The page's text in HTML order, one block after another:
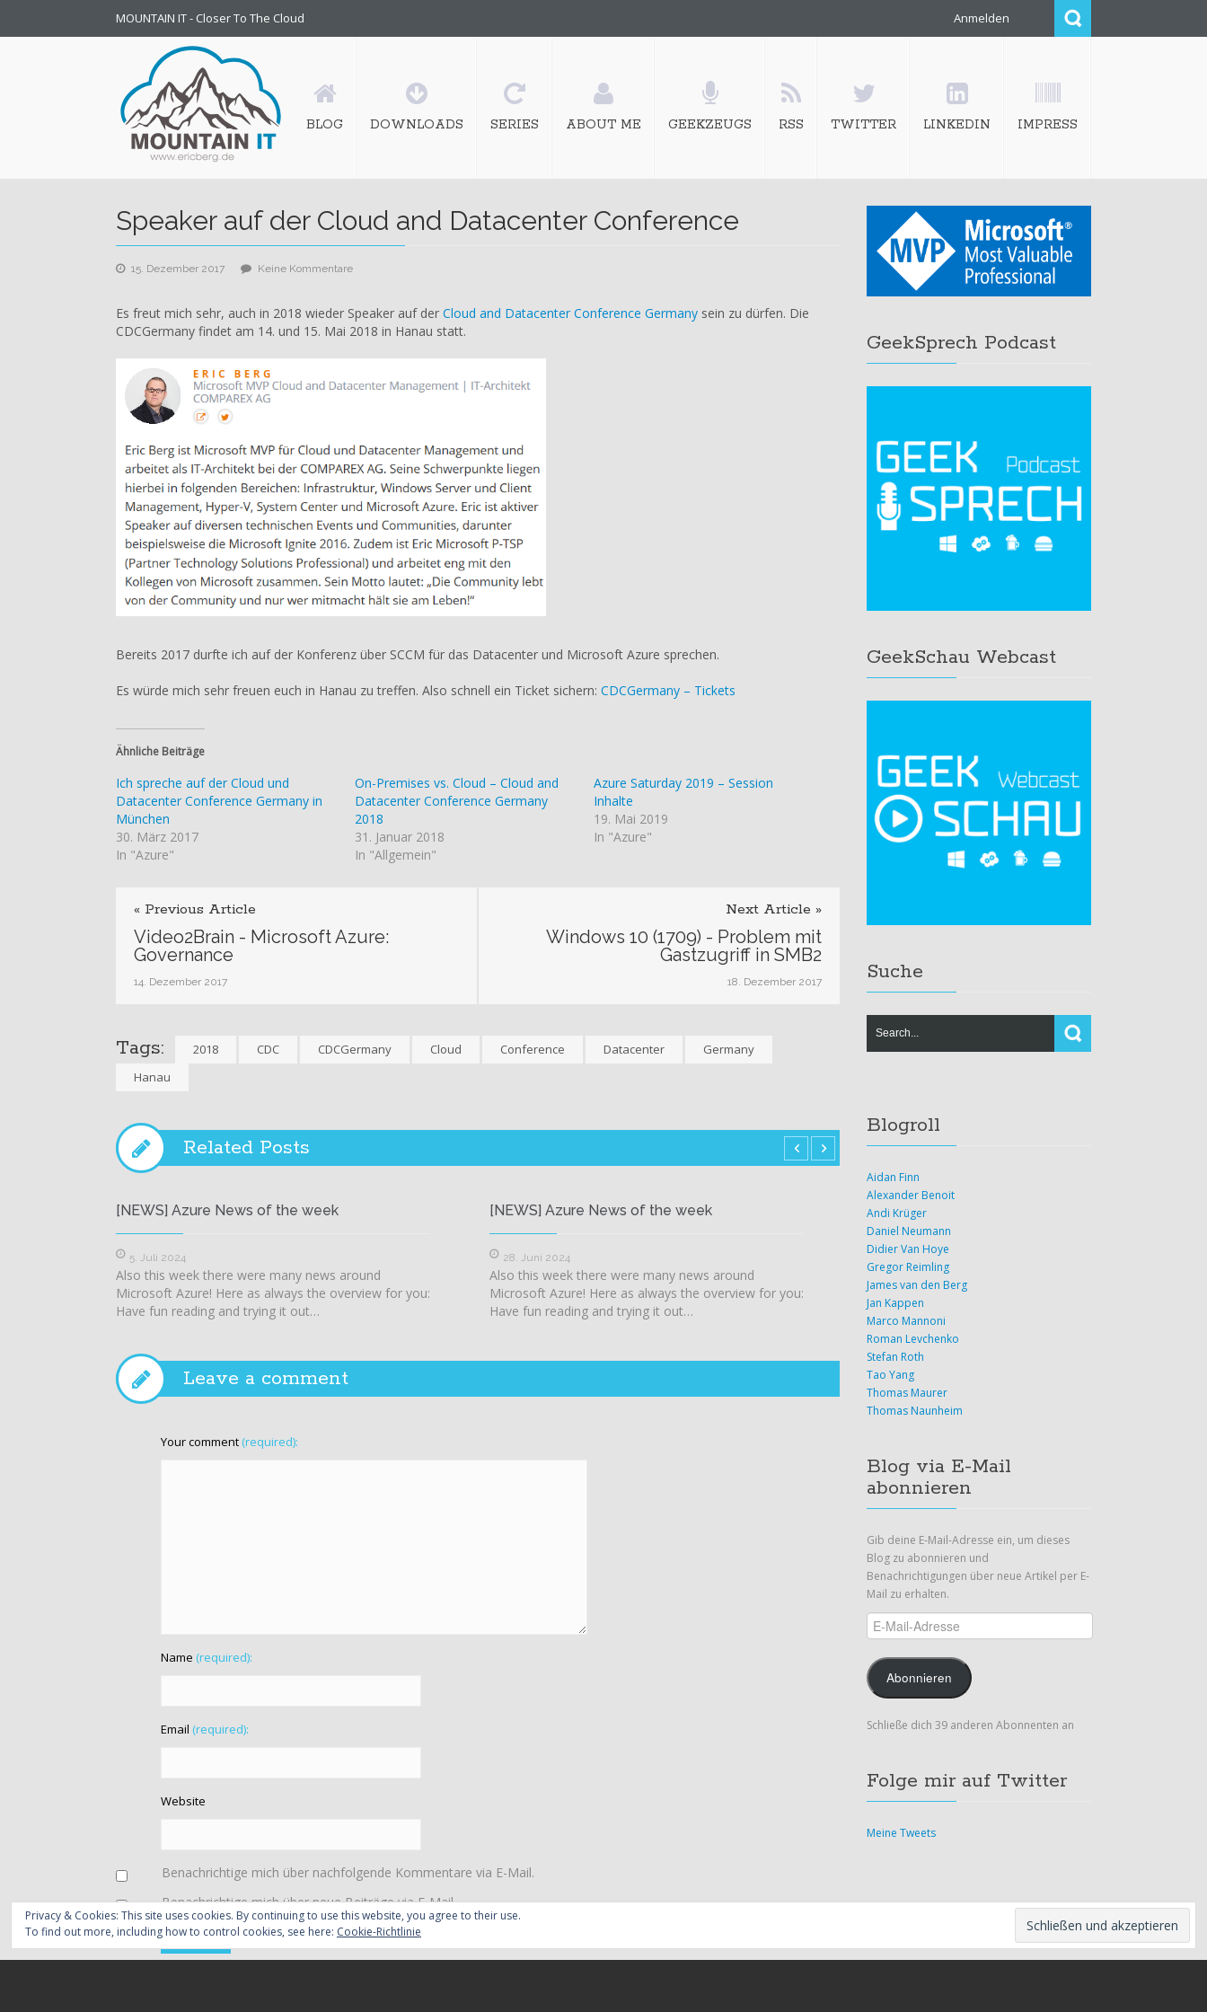
MOUNTAIN IT - Closer To The Cloud Anmelden
BLOG DOWNLOADS SERIES ABOUT ME GEEKZEUGS RSS TWITTER LINKEDIN IMPRESS
Speaker auf der Cloud and Datacenter Conference
15. Dezember 2017 Keine Kommentarezu
der
Cloud
and
Conference
Es freut mich sehr, auch in 2018 wieder Speaker auf der Cloud and Datacenter Conference Germany sein zu dürfen. Die
CDCGermany findet am 14. und 15. Mai 2018 in Hanau statt.
Bereits 2017 durfte ich auf der Konferenz über SCCM für das Datacenter und Microsoft Azure sprechen.
Es würde mich sehr freuen euch in Hanau zu treffen. Also schnell ein Ticket sichern: CDCGermany – Tickets
Ähnliche Beiträge
Ich spreche auf der Cloud und
Datacenter Conference Germany in
München
30. März 2017
In "Azure"
On-Premises vs. Cloud – Cloud and
Datacenter Conference Germany
2018
31. Januar 2018
In "Allgemein"
Azure Saturday 2019 – Session
Inhalte
19. Mai 2019
In "Azure"
« Previous Article
Video2Brain - Microsoft Azure:
Governance
14. Dezember 2017
Next Article »
Windows 10 (1709) - Problem mit
Gastzugriff in SMB2
18. Dezember 2017
Tags: 2018 CDC CDCGermany Cloud Conference Datacenter
Germany
Hanau
Related Posts
[NEWS] Azure News of the week
5. Juli 2024
Also this week there were many news around
Microsoft Azure! Here as always the overview for you:
Have fun reading and trying it out…
[NEWS] Azure News of the week
28. Juni 2024
Also this week there were many news around
Microsoft Azure! Here as always the overview for you:
Have fun reading and trying it out…
[NEWS] Azure News of the week
21. Juni 2024
Also this week there were many news around
Microsoft Azure! Here as always the overview for you:
Have fun reading and trying it out…
Leave a comment
Your comment (required):
Name (required):
Email (required):
Website
Benachrichtige mich über nachfolgende Kommentare via E-Mail.
Benachrichtige mich über neue Beiträge via E-Mail.
GeekSprech Podcast
GeekSchau Webcast
Suche
Blogroll
Aidan Finn
Alexander Benoit
Andi Krüger
Daniel Neumann
Didier Van Hoye
Gregor Reimling
James van den Berg
Jan Kappen
Marco Mannoni
Roman Levchenko
Stefan Roth
Tao Yang
Thomas Maurer
Thomas Naunheim
Blog via E-Mail
abonnieren
Gib deine E-Mail-Adresse ein, um dieses
Blog zu abonnieren und
Benachrichtigungen über neue Artikel per E-
Mail zu erhalten.
E-
Mail-
Adresse
Abonnieren
Schließe dich 39 anderen Abonnenten an
Folge mir auf Twitter
Meine Tweets
Privacy & Cookies: This site uses cookies. By continuing to use this website, you agree to their use.
To find out more, including how to control cookies, see here: Cookie-Richtlinie